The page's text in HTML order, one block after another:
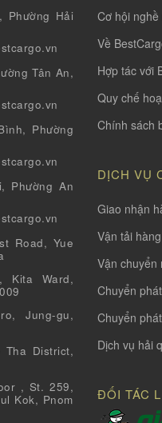
Phường Hải
Tân An,
Phường
Phường An
Road, Yue
Kita Ward,
Jung-gu,
Tha District,
, St. 259,
Kok, Pnom
Cơ hội
Về
Hợp tác với
Quy chế
Chính sách
DỊCH VỤ
Giao nhận
Vận tải
Vận chuyển
Chuyển
Chuyển
Dịch vụ hải
ĐỐI TÁC